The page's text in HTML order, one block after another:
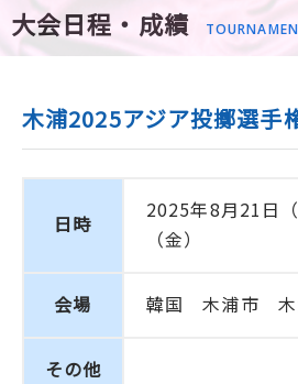
大会日程・成績
木浦2025アジア投擲選手
日時
2025年8月21日
（金）
会場 韓国 木浦市 木
その他